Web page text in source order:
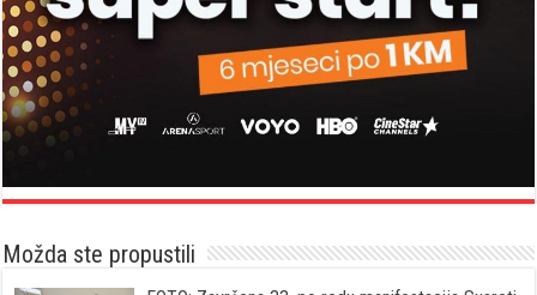
Možda ste propustili